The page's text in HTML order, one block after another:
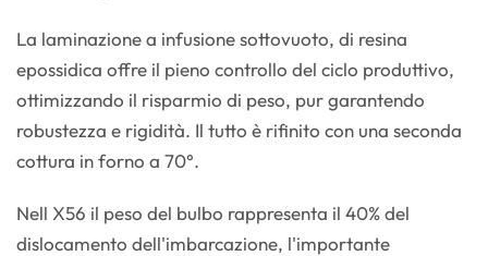
La laminazione a infusione sottovuoto, di resina
epossidica offre il pieno controllo del ciclo produttivo,
ottimizzando il risparmio di peso, pur garantendo
robustezza e rigidità. Il tutto è rifinito con una seconda
cottura in forno a 70°.
Nell X56 il peso del bulbo rappresenta il 40% del
dislocamento dell'imbarcazione, l'importante